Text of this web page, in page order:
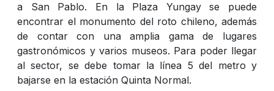
a San Pablo. En la Plaza Yungay se puede
encontrar el monumento del roto chileno, además
de contar con una amplia gama de lugares
gastronómicos y varios museos. Para poder llegar
al sector, se debe tomar la línea 5 del metro y
bajarse en la estación Quinta Normal.